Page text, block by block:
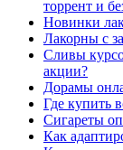
торрент и
Новинки
Лакорны с
Сливы
акции?
Дорамы
Где купить
Сигареты
Как